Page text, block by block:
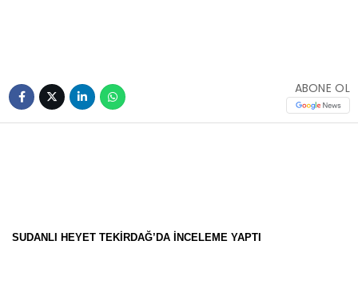
ABONE OL
SUDANLI HEYET TEKİRDAĞ’DA İNCELEME YAPTI